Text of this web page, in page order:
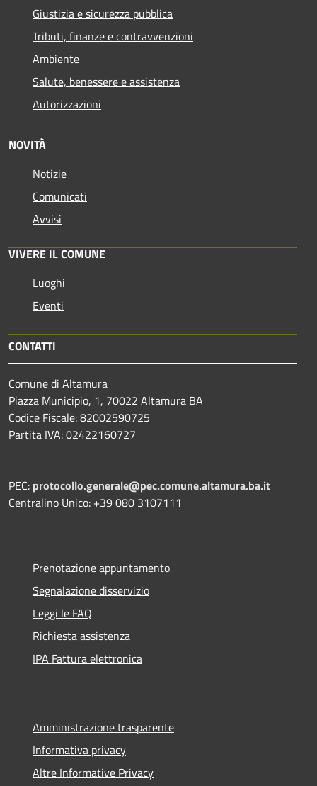
Giustizia e sicurezza pubblica
Tributi, finanze e contravvenzioni
Ambiente
Salute, benessere e assistenza
Autorizzazioni
NOVITÀ
Notizie
Comunicati
Avvisi
VIVERE IL COMUNE
Luoghi
Eventi
CONTATTI
Comune di Altamura
Piazza Municipio, 1, 70022 Altamura BA
Codice Fiscale: 82002590725
Partita IVA: 02422160727
PEC: protocollo.generale@pec.comune.altamura.ba.it
Centralino Unico: +39 080 3107111
Prenotazione appuntamento
Segnalazione disservizio
Leggi le FAQ
Richiesta assistenza
IPA Fattura elettronica
Amministrazione trasparente
Informativa privacy
Altre Informative Privacy